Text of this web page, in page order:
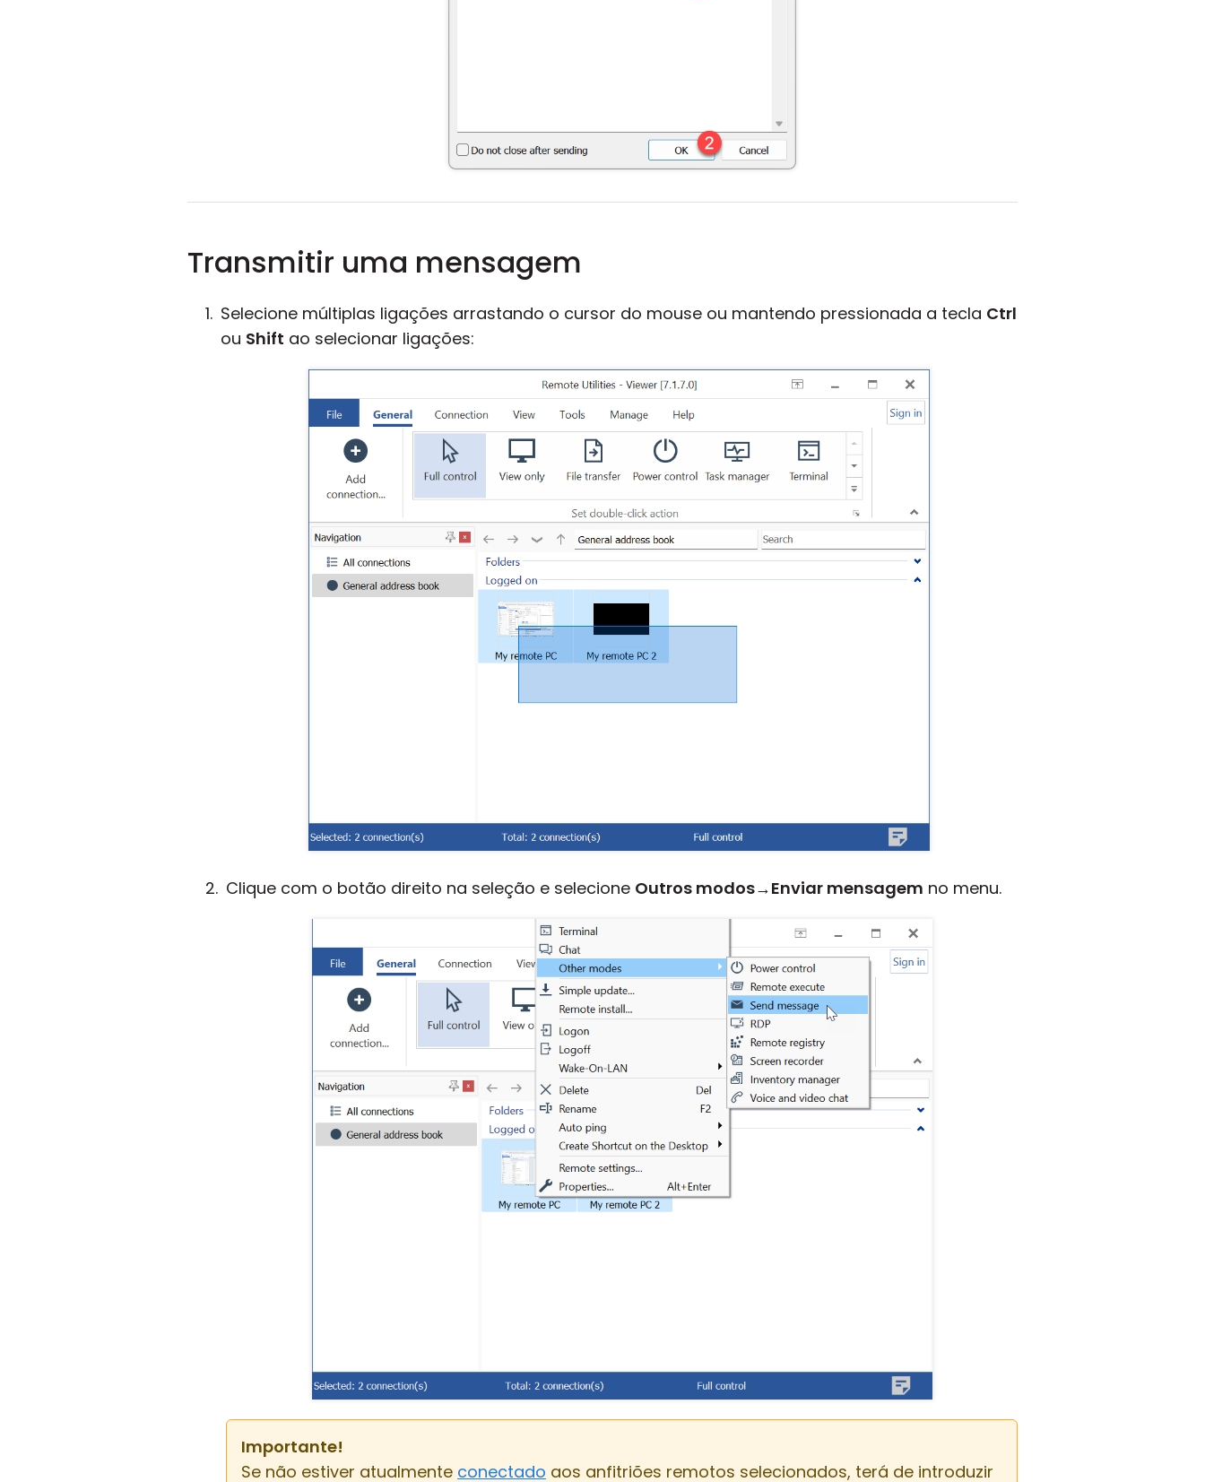
Transmitir uma mensagem
Selecione múltiplas ligações arrastando o cursor do mouse ou mantendo pressionada a tecla Ctrl
ou Shift ao selecionar ligações:
Clique com o botão direito na seleção e selecione Outros modos→Enviar mensagem no menu.
Importante!
Se não estiver atualmente conectado aos anfitriões remotos selecionados, terá de introduzir